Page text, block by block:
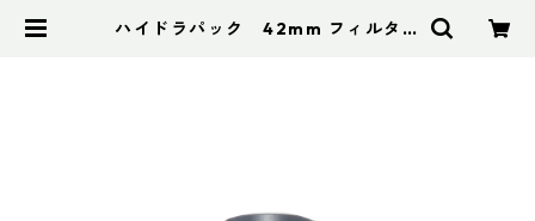
ハイドラパック 42mm フィルター